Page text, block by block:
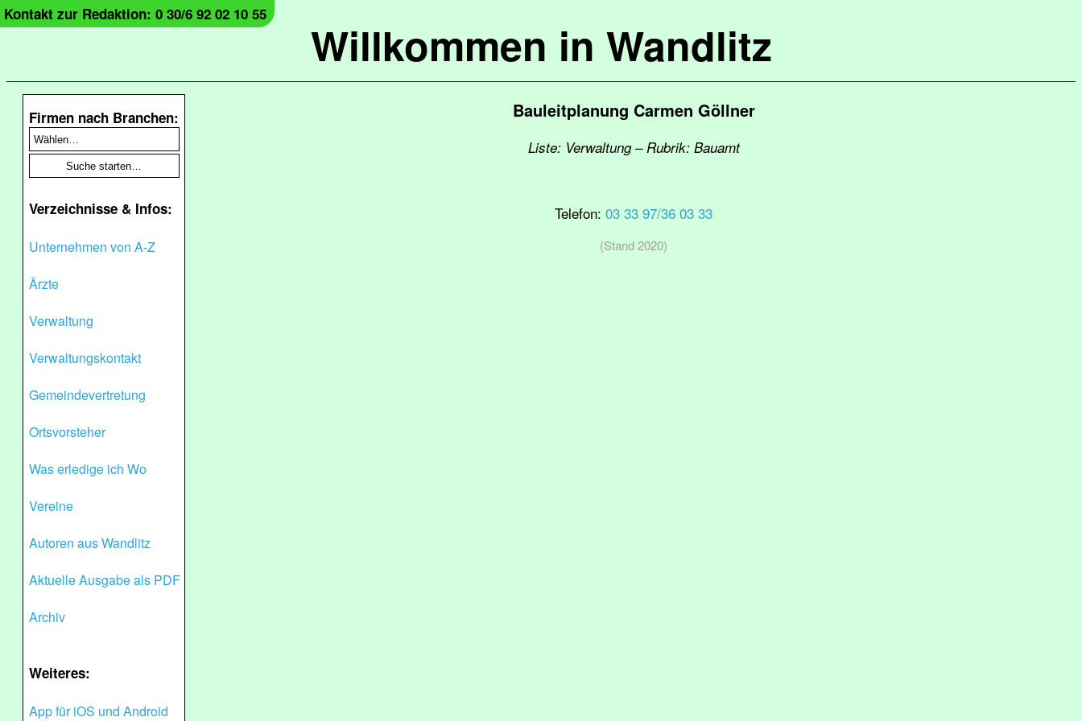
Willkommen in Wandlitz
Kontakt zur Redaktion: 0 30/6 92 02 10 55
Firmen nach Branchen:
Verzeichnisse & Infos:
Unternehmen von A-Z
Ärzte
Verwaltung
Verwaltungskontakt
Gemeindevertretung
Ortsvorsteher
Was erledige ich Wo
Vereine
Autoren aus Wandlitz
Aktuelle Ausgabe als PDF
Archiv
Weiteres:
App für iOS und Android
Bauleitplanung Carmen Göllner
Liste: Verwaltung – Rubrik: Bauamt
Telefon: 03 33 97/36 03 33
(Stand 2020)